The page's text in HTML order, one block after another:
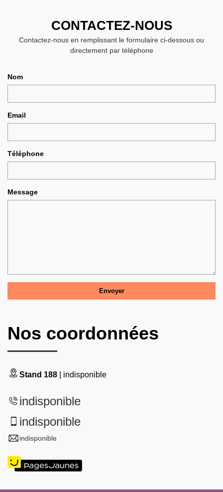
CONTACTEZ-NOUS
Contactez-nous en remplissant le formulaire ci-dessous ou
directement par téléphone
Nom
Email
Téléphone
Message
Nos coordonnées
Stand 188 | indisponible
indisponible
indisponible
indisponible